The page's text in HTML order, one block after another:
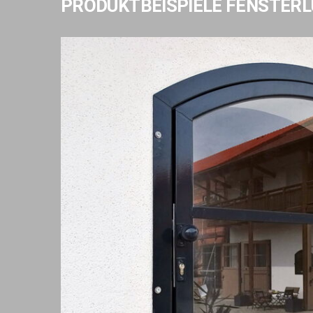
PRODUKTBEISPIELE